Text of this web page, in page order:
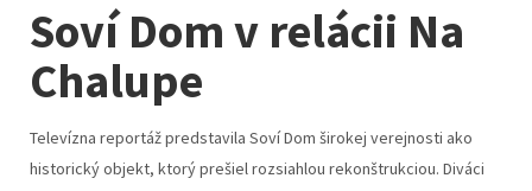
Soví Dom v relácii Na
Chalupe
Televízna reportáž predstavila Soví Dom širokej verejnosti ako
historický objekt, ktorý prešiel rozsiahlou rekonštrukciou. Diváci